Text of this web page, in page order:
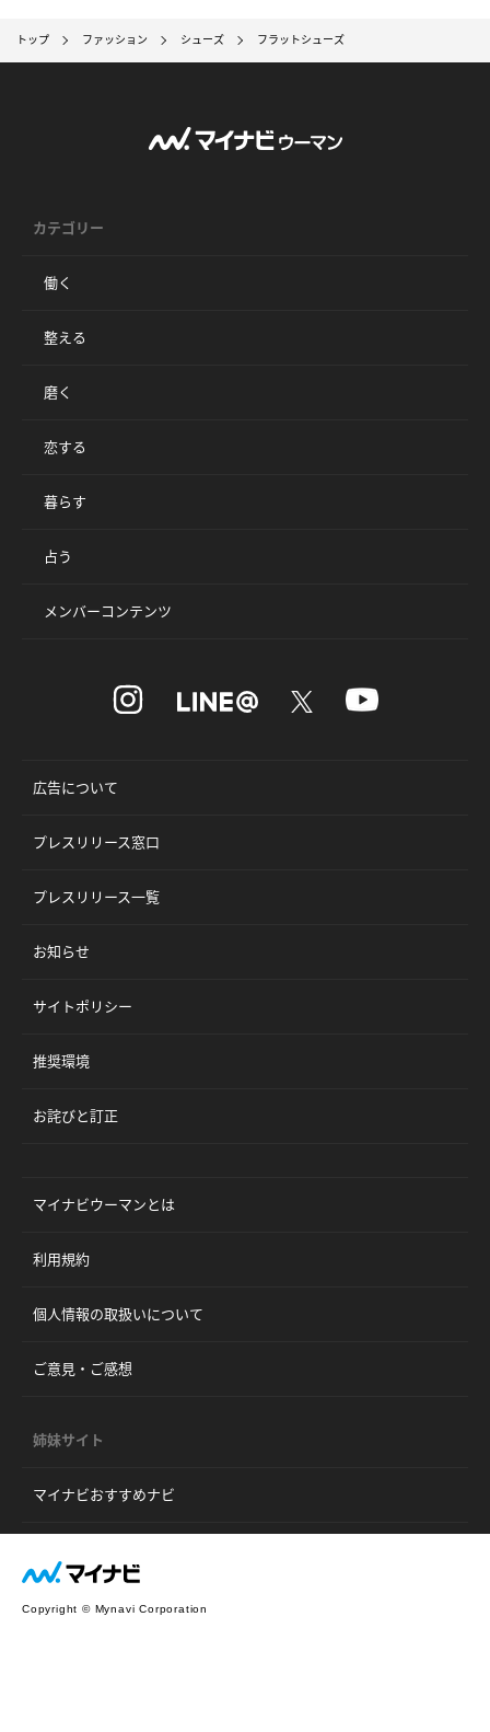
トップ ファッション シューズ フラットシューズ
カテゴリー
働く
整える
磨く
恋する
暮らす
占う
メンバーコンテンツ
広告について
プレスリリース窓口
プレスリリース一覧
お知らせ
サイトポリシー
推奨環境
お詫びと訂正
マイナビウーマンとは
利用規約
個人情報の取扱いについて
ご意見・ご感想
姉妹サイト
マイナビおすすめナビ
Copyright © Mynavi Corporation